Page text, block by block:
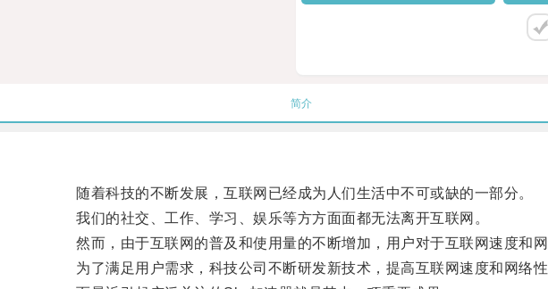
简介
随着科技的不断发展，互联网已经成为人们生活中不可或缺的一部分。
我们的社交、工作、学习、娱乐等方方面面都无法离开互联网。
然而，由于互联网的普及和使用量的不断增加，用户对于互联网速度和网
为了满足用户需求，科技公司不断研发新技术，提高互联网速度和网络性